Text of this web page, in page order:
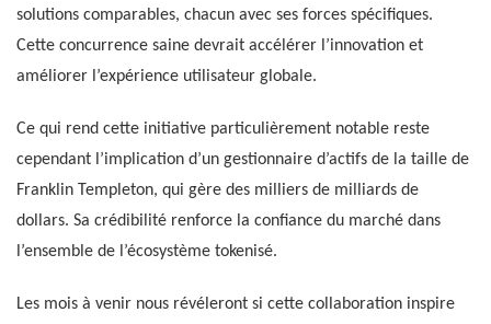
solutions comparables, chacun avec ses forces spécifiques.
Cette concurrence saine devrait accélérer l’innovation et
améliorer l’expérience utilisateur globale.
Ce qui rend cette initiative particulièrement notable reste
cependant l’implication d’un gestionnaire d’actifs de la taille de
Franklin Templeton, qui gère des milliers de milliards de
dollars. Sa crédibilité renforce la confiance du marché dans
l’ensemble de l’écosystème tokenisé.
Les mois à venir nous révéleront si cette collaboration inspire